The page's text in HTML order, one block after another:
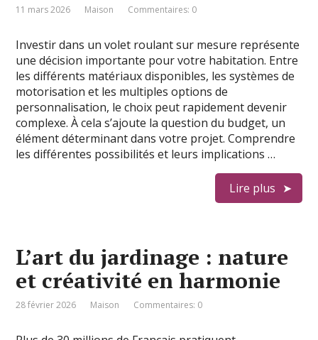
11 mars 2026 Maison Commentaires: 0
Investir dans un volet roulant sur mesure représente
une décision importante pour votre habitation. Entre
les différents matériaux disponibles, les systèmes de
motorisation et les multiples options de
personnalisation, le choix peut rapidement devenir
complexe. À cela s’ajoute la question du budget, un
élément déterminant dans votre projet. Comprendre
les différentes possibilités et leurs implications …
Lire plus
L’art du jardinage : nature
et créativité en harmonie
28 février 2026 Maison Commentaires: 0